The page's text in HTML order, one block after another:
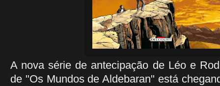
A nova série de antecipação de Léo e
de "Os Mundos de Aldebaran" está